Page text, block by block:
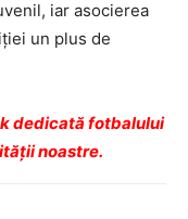
iar asocierea
un plus de
dedicată fotbalului
noastre.